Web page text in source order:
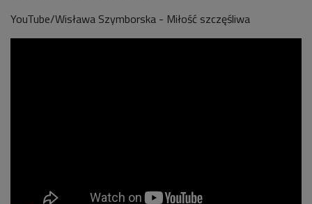
YouTube/Wisława Szymborska - Miłość szczęśliwa